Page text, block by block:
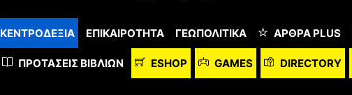
ΚΕΝΤΡΟΔΕΞΙΑ ΕΠΙΚΑΙΡΟΤΗΤΑ ΓΕΩΠΟΛΙΤΙΚΑ ΆΡΘΡΑ PLUS
ΠΡΟΤΆΣΕΙΣ ΒΙΒΛΊΩΝ ESHOP GAMES DIRECTORY